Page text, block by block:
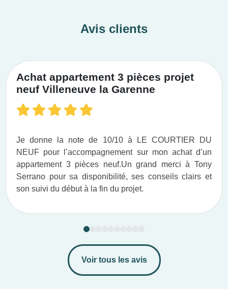
Avis clients
Achat appartement 3 pièces projet
neuf Villeneuve la Garenne
Je donne la note de 10/10 à LE COURTIER DU
NEUF pour l’accompagnement sur mon achat d’un
appartement 3 pièces neuf.​ Un grand merci à Tony
Serrano pour sa disponibilité, ses conseils clairs et
son suivi du début à la fin du projet.​
Voir tous les avis